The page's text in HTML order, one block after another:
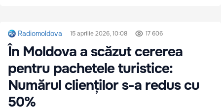
Radiomoldova 15 aprilie 2026, 10:08 17 606
În Moldova a scăzut cererea
pentru pachetele turistice:
Numărul clienților s-a redus cu
50%